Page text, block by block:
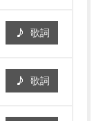
歌詞
歌詞